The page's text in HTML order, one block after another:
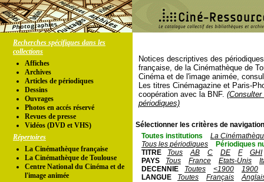
Recherches spécifiques dans les
collections
Affiches
Archives
Articles de périodiques
Dessins
Ouvrages
Photos en accés réservé
Revues de presse
Vidéos (DVD et VHS)
Répertoires
La Cinémathèque française
La Cinémathèque de Toulouse
Centre National du Cinéma et de
l'image animée
Notices descriptives des
française, de la Cinémathèque de
Cinéma et de l'image animée,
Les titres Cinémagazine et Paris-
coopération avec la BNF.
périodiques)
Sélectionner les critères de
Toutes institutions
La
Tous les périodiques
Périodiques
TITRE
Tous AB C DE F
GHI
PAYS
Tous France Etats-Unis
DECENNIE
Toutes <1900
1900
LANGUE
Toutes Français